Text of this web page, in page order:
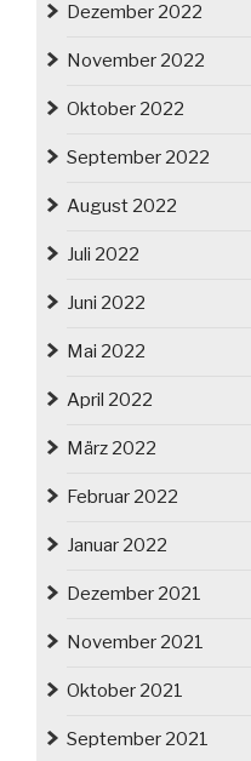
Dezember 2022
November 2022
Oktober 2022
September 2022
August 2022
Juli 2022
Juni 2022
Mai 2022
April 2022
März 2022
Februar 2022
Januar 2022
Dezember 2021
November 2021
Oktober 2021
September 2021